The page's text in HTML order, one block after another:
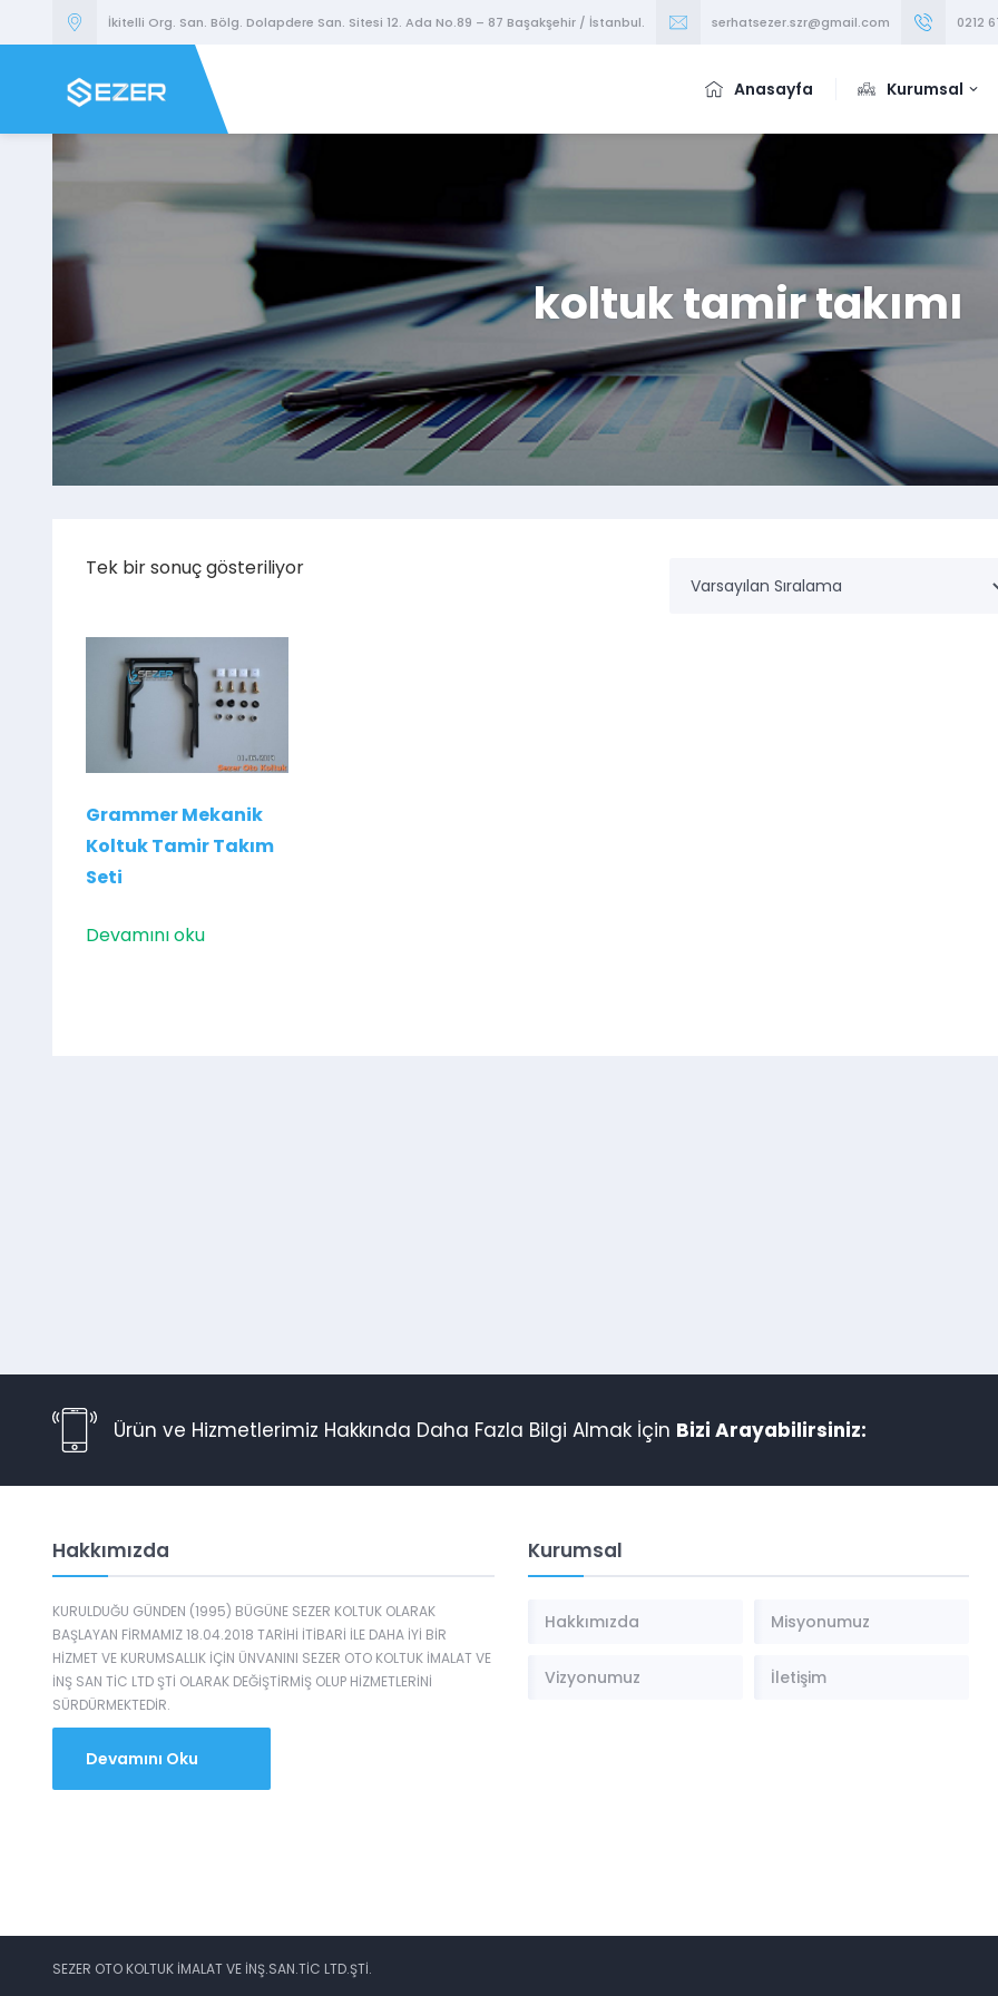
İkitelli Org. San. Bölg. Dolapdere San. Sitesi 12. Ada No.89 – 87 Başakşehir / İstanbul. serhatsezer.szr@gmail.com 0212
Anasayfa Kurumsal
koltuk tamir takımı
Tek bir sonuç gösteriliyor
Grammer Mekanik
Koltuk Tamir Takım
Seti
Devamını oku
Ürün ve Hizmetlerimiz Hakkında Daha Fazla Bilgi Almak İçin Bizi Arayabilirsiniz:
Hakkımızda
KURULDUĞU GÜNDEN (1995) BÜGÜNE SEZER KOLTUK OLARAK
BAŞLAYAN FİRMAMIZ 18.04.2018 TARİHİ İTİBARİ İLE DAHA İYİ BİR
HİZMET VE KURUMSALLIK İÇİN ÜNVANINI SEZER OTO KOLTUK İMALAT VE
İNŞ SAN TİC LTD ŞTİ OLARAK DEĞİŞTİRMİŞ OLUP HİZMETLERİNİ
SÜRDÜRMEKTEDİR.
Devamını Oku
Kurumsal
Hakkımızda Misyonumuz
Vizyonumuz İletişim
SEZER OTO KOLTUK İMALAT VE İNŞ.SAN.TİC LTD.ŞTİ.